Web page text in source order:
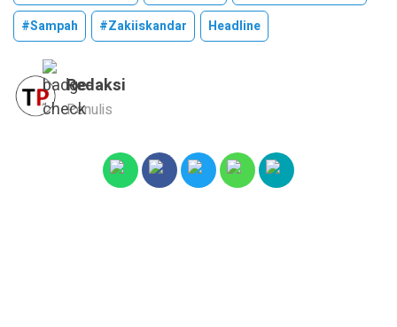
#sampah
#zakiiskandar Headline
Redaksi
Penulis